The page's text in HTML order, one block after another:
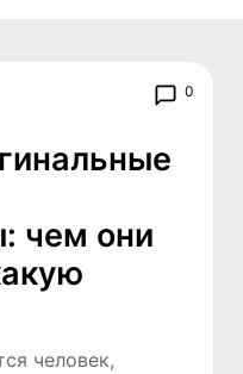
0
чем они
человек,